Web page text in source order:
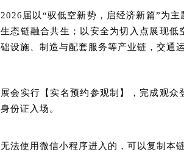
2026届以“驭低空新势，启经济新篇”为
生态链融合共生；以安全为切入点展现
础设施、制造与配套服务等产业链，交通
展会实行【实名预约参观制】，完成观
身份证入场。
无法使用微信小程序进入的，可以复制本